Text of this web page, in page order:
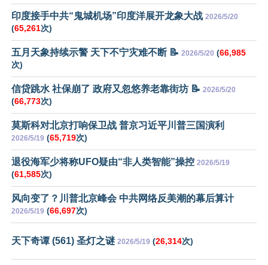
印度接手中共“鬼城机场”印度洋展开龙象大战 2026/5/20
(65,261次)
五月天象持续示警 天下不宁灾难不断 📝 2026/5/20 (66,985
次)
信贷跳水 社保崩了 政府又忽悠养老靠街坊 📝 2026/5/20
(66,773次)
莫斯科对北京打响保卫战 普京习近平川普三国演利
2026/5/19 (65,719次)
退役海军少将称UFO疑由“非人类智能”操控 2026/5/19
(61,585次)
风向变了？川普北京峰会 中共网络反美潮的幕后算计
2026/5/19 (66,697次)
天下奇谭 (561) 圣灯之谜 2026/5/19 (26,314次)